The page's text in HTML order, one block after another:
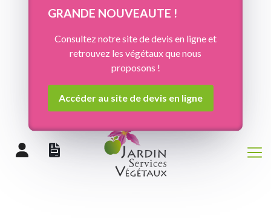
GRANDE NOUVEAUTE !
Consultez notre site de devis en ligne et
retrouvez les végétaux que nous
proposons !
Accéder au site de devis en ligne
Panneau de gestion des cookies